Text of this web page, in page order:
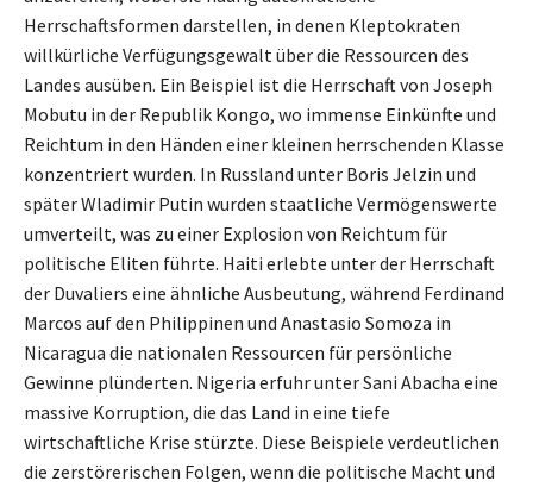
Herrschaftsformen darstellen, in denen Kleptokraten
willkürliche Verfügungsgewalt über die Ressourcen des
Landes ausüben. Ein Beispiel ist die Herrschaft von Joseph
Mobutu in der Republik Kongo, wo immense Einkünfte und
Reichtum in den Händen einer kleinen herrschenden Klasse
konzentriert wurden. In Russland unter Boris Jelzin und
später Wladimir Putin wurden staatliche Vermögenswerte
umverteilt, was zu einer Explosion von Reichtum für
politische Eliten führte. Haiti erlebte unter der Herrschaft
der Duvaliers eine ähnliche Ausbeutung, während Ferdinand
Marcos auf den Philippinen und Anastasio Somoza in
Nicaragua die nationalen Ressourcen für persönliche
Gewinne plünderten. Nigeria erfuhr unter Sani Abacha eine
massive Korruption, die das Land in eine tiefe
wirtschaftliche Krise stürzte. Diese Beispiele verdeutlichen
die zerstörerischen Folgen, wenn die politische Macht und